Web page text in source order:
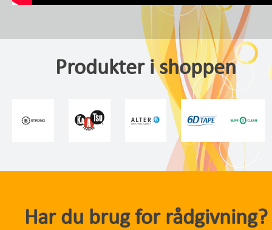
Produkter i shoppen
Har du brug for rådgivning?